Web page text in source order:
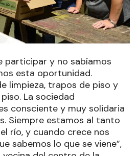
participar y no sabíamos
esta oportunidad.
limpieza, trapos de piso y
La sociedad
consciente y muy solidaria
Siempre estamos al tanto
río, y cuando crece nos
sabemos lo que se viene”,